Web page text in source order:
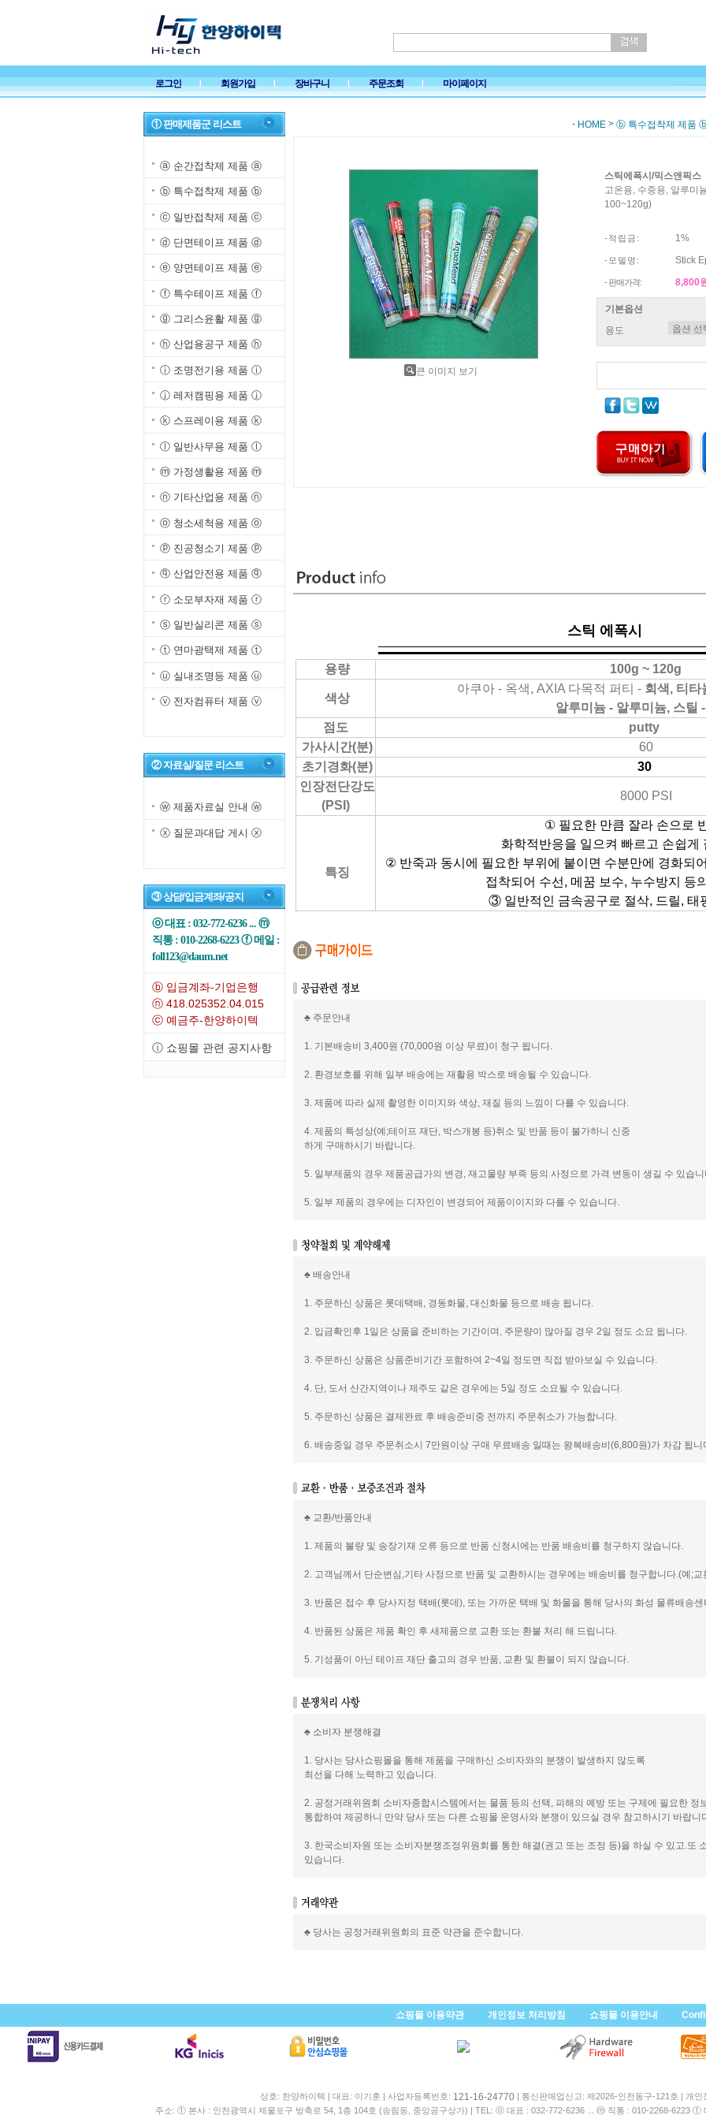
로그인 회원가입 장바구니 주문조회 마이페이지
① 판매제품군 리스트
ⓐ 순간접착제 제품 ⓐ
ⓑ 특수접착제 제품 ⓑ
ⓒ 일반접착제 제품 ⓒ
ⓓ 단면테이프 제품 ⓓ
ⓔ 양면테이프 제품 ⓔ
ⓕ 특수테이프 제품 ⓕ
ⓖ 그리스윤활 제품 ⓖ
ⓗ 산업용공구 제품 ⓗ
ⓘ 조명전기용 제품 ⓘ
ⓙ 레저캠핑용 제품 ⓙ
ⓚ 스프레이용 제품 ⓚ
ⓛ 일반사무용 제품 ⓛ
ⓜ 가정생활용 제품 ⓜ
ⓝ 기타산업용 제품 ⓝ
ⓞ 청소세척용 제품 ⓞ
ⓟ 진공청소기 제품 ⓟ
ⓠ 산업안전용 제품 ⓠ
ⓡ 소모부자재 제품 ⓡ
ⓢ 일반실리콘 제품 ⓢ
ⓣ 연마광택제 제품 ⓣ
ⓤ 실내조명등 제품 ⓤ
ⓥ 전자컴퓨터 제품 ⓥ
② 자료실/질문 리스트
ⓦ 제품자료실 안내 ⓦ
ⓧ 질문과대답 게시 ⓧ
③ 상담/입금계좌/공지
ⓞ 대표 : 032-772-6236 ... ⓜ
직통 : 010-2268-6223 ⓕ 메일 :
foll123@daum.net
ⓑ 입금계좌-기업은행
ⓝ 418.025352.04.015
ⓒ 예금주-한양하이텍
ⓘ 쇼핑몰 관련 공지사항
- HOME > ⓑ 특수접착제 제품
큰 이미지 보기
스틱에폭시/믹스앤픽스
고온용, 수중용, 알루미
100~120g)
- 적 립 금 : 1%
- 모 델 명 : Stick
- 판매가격: 8,800
기본옵션
용도
스틱 에폭시
용량 100g ~ 120g
색상
아쿠아 - 옥색, AXIA 다목적 퍼티 - 회색, 티타
알루미늄 - 알루미늄, 스틸
점도
putty
가사시간(분)
60
초기경화(분)
30
인장전단강도
(PSI)
8000 PSI
특징
① 필요한 만큼 잘라 손으로
화학적반응을 일으켜 빠르고 손쉽게
② 반죽과 동시에 필요한 부위에 붙이면 수분만에 경화되
접착되어 수선, 메꿈 보수, 누수방지 등
③ 일반적인 금속공구로 절삭, 드릴, 태
♣ 주문안내
1. 기본배송비 3,400원 (70,000원 이상 무료)이 청구 됩니다.
2. 환경보호를 위해 일부 배송에는 재활용 박스로 배송될 수 있습니다.
3. 제품에 따라 실제 촬영한 이미지와 색상, 재질 등의 느낌이 다를 수 있습니다.
4. 제품의 특성상(예;테이프 재단, 박스개봉 등)취소 및 반품 등이 불가하니 신중
하게 구매하시기 바랍니다.
5. 일부제품의 경우 제품공급가의 변경, 재고물량 부족 등의 사정으로 가격 변동이 생길 수 있습니
5. 일부 제품의 경우에는 디자인이 변경되어 제품이이지와 다를 수 있습니다.
♣ 배송안내
1. 주문하신 상품은 롯데택배, 경동화물, 대신화물 등으로 배송 됩니다.
2. 입금확인후 1일은 상품을 준비하는 기간이며, 주문량이 많아질 경우 2일 정도 소요 됩니다.
3. 주문하신 상품은 상품준비기간 포함하여 2~4일 정도면 직접 받아보실 수 있습니다.
4. 단, 도서 산간지역이나 제주도 같은 경우에는 5일 정도 소요될 수 있습니다.
5. 주문하신 상품은 결제완료 후 배송준비중 전까지 주문취소가 가능합니다.
6. 배송중일 경우 주문취소시 7만원이상 구매 무료배송 일때는 왕복배송비(6,800원)가 차감 됩니
♣ 교환/반품안내
1. 제품의 불량 및 송장기재 오류 등으로 반품 신청시에는 반품 배송비를 청구하지 않습니다.
2. 고객님께서 단순변심,기타 사정으로 반품 및 교환하시는 경우에는 배송비를 청구합니다.(예;
3. 반품은 접수 후 당사지정 택배(롯데), 또는 가까운 택배 및 화물을 통해 당사의 화성 물류배송
4. 반품된 상품은 제품 확인 후 새제품으로 교환 또는 환불 처리 해 드립니다.
5. 기성품이 아닌 테이프 재단 출고의 경우 반품, 교환 및 환불이 되지 않습니다.
♣ 소비자 분쟁해결
1. 당사는 당사쇼핑몰을 통해 제품을 구매하신 소비자와의 분쟁이 발생하지 않도록
최선을 다해 노력하고 있습니다.
2. 공정거래위원회 소비자종합시스템에서는 물품 등의 선택, 피해의 예방 또는 구제에 필요한 정
통합하여 제공하니 만약 당사 또는 다른 쇼핑몰 운영사와 분쟁이 있으실 경우 참고하시기 바랍니
3. 한국소비자원 또는 소비자분쟁조정위원회를 통한 해결(권고 또는 조정 등)을 하실 수 있고.또
있습니다.
♣ 당사는 공정거래위원회의 표준 약관을 준수합니다.
쇼핑몰 이용약관 개인정보 처리방침 쇼핑몰 이용안내
상호: 한양하이텍 | 대표: 이기훈 | 사업자등록번호: 121-16-24770 | 통신판매업신고: 제2026-인천동구-121호 | 개
주소: ① 본사 : 인천광역시 제물포구 방축로 54, 1층 104호 (송림동, 중앙공구상가) | TEL: ⓞ 대표 : 032-772-6236 ... ⓜ 직통 : 010-2268-6223 ⓕ